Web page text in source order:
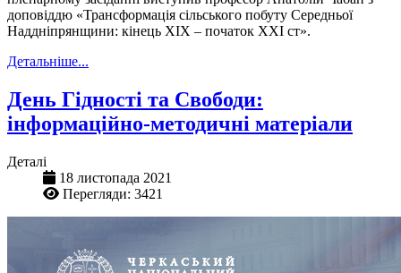
доповіддю «Трансформація сільського побуту Середньої
Наддніпрянщини: кінець XIX – початок XXI ст».
Детальніше...
День Гідності та Свободи:
інформаційно-методичні матеріали
Деталі
18 листопада 2021
Перегляди: 3421